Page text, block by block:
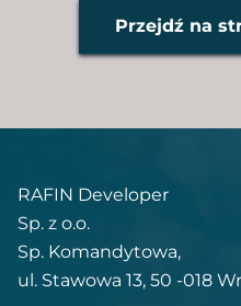
Przejdź na
RAFIN Developer
Sp. z o.o.
Sp. Komandytowa,
ul. Stawowa 13, 50 -018